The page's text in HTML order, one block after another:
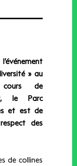
» au
de
le Parc
et est de
des
de collines